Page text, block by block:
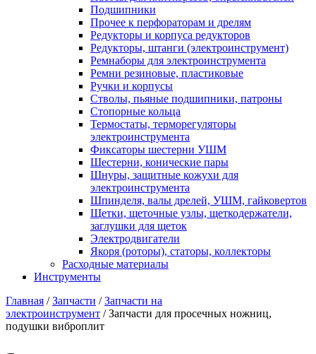
Подшипники
Прочее к перфораторам и дрелям
Редукторы и корпуса редукторов
Редукторы, штанги (электроинструмент)
Ремнаборы для электроинструмента
Ремни резиновые, пластиковые
Ручки и корпусы
Стволы, пьяные подшипники, патроны
Стопорные кольца
Термостаты, терморегуляторы
электроинструмента
Фиксаторы шестерни УШМ
Шестерни, конические пары
Шнуры, защитные кожухи для
электроинструмента
Шпинделя, валы дрелей, УШМ, гайковертов
Щетки, щеточные узлы, щеткодержатели,
заглушки для щеток
Электродвигатели
Якоря (роторы), статоры, коллекторы
Расходные материалы
Инструменты
Главная /Запчасти /Запчасти на
электроинструмент / Запчасти для просечных ножниц,
подушки виброплит